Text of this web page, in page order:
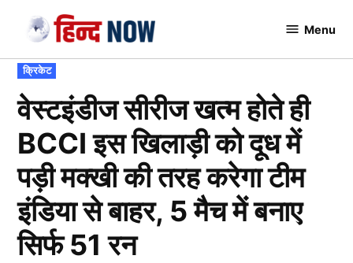
content
Menu
POSTED
IN
क्रिकेट
वेस्टइंडीज सीरीज खत्म होते ही
BCCI इस खिलाड़ी को दूध में
पड़ी मक्खी की तरह करेगा टीम
इंडिया से बाहर, 5 मैच में बनाए
सिर्फ 51 रन